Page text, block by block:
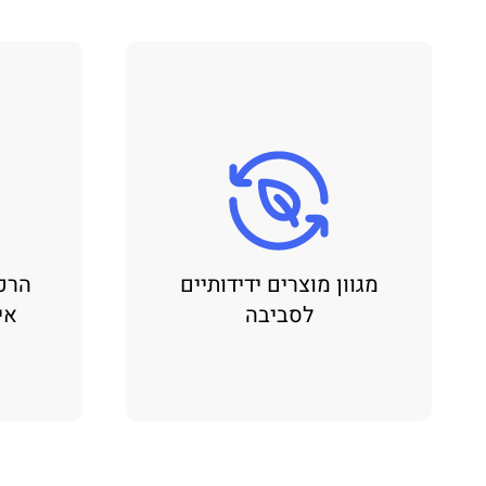
מגוון מוצרים ידידותיים
לסביבה